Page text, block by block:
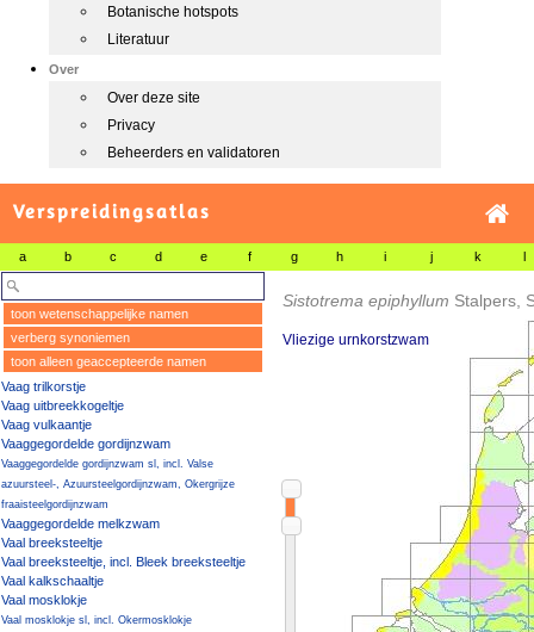
Botanische hotspots
Literatuur
Over
Over deze site
Privacy
Beheerders en validatoren
Verspreidingsatlas
a b c d e f g h i j k l
toon wetenschappelijke namen
verberg synoniemen
toon alleen geaccepteerde namen
Vaag trilkorstje
Vaag uitbreekkogeltje
Vaag vulkaantje
Vaaggegordelde gordijnzwam
Vaaggegordelde gordijnzwam sl, incl. Valse
azuursteel-, Azuursteelgordijnzwam, Okergrijze
fraaisteelgordijnzwam
Vaaggegordelde melkzwam
Vaal breeksteeltje
Vaal breeksteeltje, incl. Bleek breeksteeltje
Vaal kalkschaaltje
Vaal mosklokje
Vaal mosklokje sl, incl. Okermosklokje
Sistotrema epiphyllum Stalpers,
Vliezige urnkorstzwam